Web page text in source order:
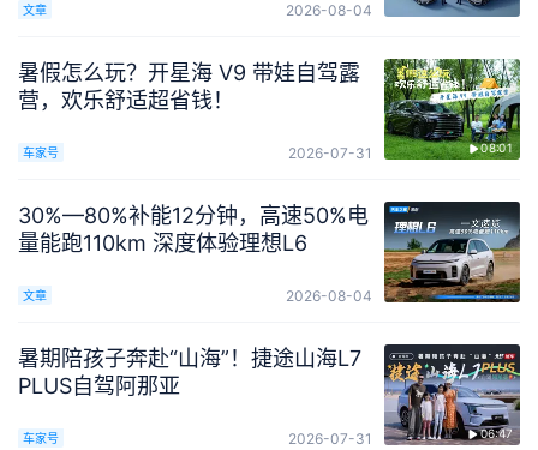
2026-08-04
文章
08:01
暑假怎么玩？开星海 V9 带娃自驾露
营，欢乐舒适超省钱！
2026-07-31
车家号
30%—80%补能12分钟，高速50%电
量能跑110km 深度体验理想L6
2026-08-04
文章
06:47
暑期陪孩子奔赴“山海”！捷途山海L7
PLUS自驾阿那亚
2026-07-31
车家号